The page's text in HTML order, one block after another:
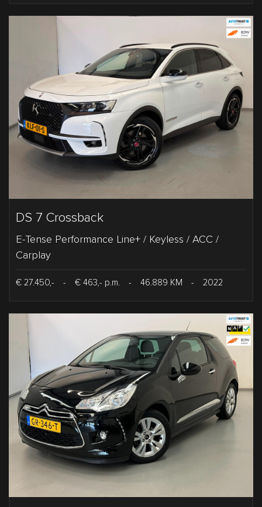
DS 7 Crossback
E-Tense Performance Line+ / Keyless / ACC /
Carplay
€ 27.450,- - € 463,- p.m. - 46.889 KM - 2022